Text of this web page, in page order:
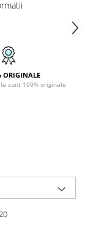
ORIGINALE
sunt 100% originale